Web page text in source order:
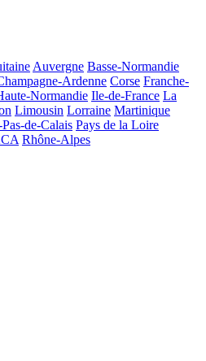
Auvergne Basse-Normandie
Ardenne Corse Franche-
Normandie Ile-de-France La
Limousin Lorraine Martinique
de-Calais Pays de la Loire
Rhône-Alpes